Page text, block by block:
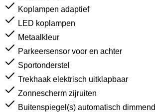
Koplampen adaptief
LED koplampen
Metaalkleur
Parkeersensor voor en achter
Sportonderstel
Trekhaak elektrisch uitklapbaar
Zonnescherm zijruiten
Buitenspiegel(s) automatisch dimmend